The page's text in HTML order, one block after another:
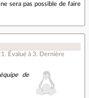
sera pas possible de faire
. Évalué à 3. Dernière
de